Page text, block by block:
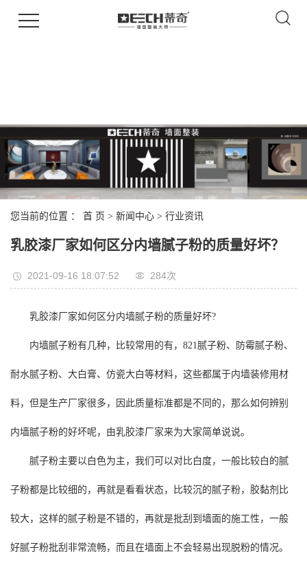
您当前的位置 ： 首 页 > 新闻中心 > 行业资讯
乳胶漆厂家如何区分内墙腻子粉的质量好坏？
2021-09-16 18:07:52 284次
乳胶漆厂家如何区分内墙腻子粉的质量好坏?
内墙腻子粉有几种，比较常用的有，821腻子粉、防霉腻子粉、
耐水腻子粉、大白膏、仿瓷大白等材料，这些都属于内墙装修用材
料，但是生产厂家很多，因此质量标准都是不同的，那么如何辨别
内墙腻子粉的好坏呢，由乳胶漆厂家来为大家简单说说。
腻子粉主要以白色为主，我们可以对比白度，一般比较白的腻
子粉都是比较细的，再就是看看状态，比较沉的腻子粉，胶黏剂比
较大，这样的腻子粉是不错的，再就是批刮到墙面的施工性，一般
好腻子粉批刮非常流畅，而且在墙面上不会轻易出现脱粉的情况。